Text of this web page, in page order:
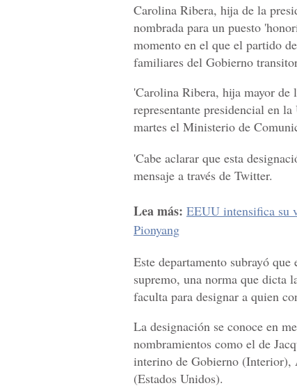
Carolina Ribera, hija de la
nombrada para un puesto
momento en el que el partido de
familiares del Gobierno
'Carolina Ribera, hija mayor de
representante presidencial en
martes el Ministerio de
'Cabe aclarar que esta
mensaje a través de Twitter.
Lea más: EEUU intensifica su
Pionyang
Este departamento subrayó
supremo, una norma que dicta
faculta para designar a quien
La designación se conoce en
nombramientos como el de
interino de Gobierno
(Estados Unidos).